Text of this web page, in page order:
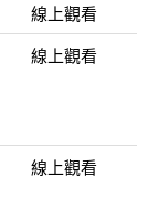
線上觀看
線上觀看
線上觀看